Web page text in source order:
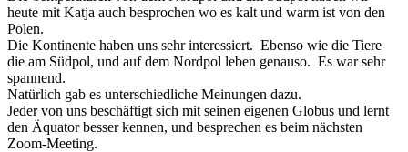
heute mit Katja auch besprochen wo es kalt und warm ist von den
Polen.
Die Kontinente haben uns sehr interessiert. Ebenso wie die Tiere
die am Südpol, und auf dem Nordpol leben genauso. Es war sehr
spannend.
Natürlich gab es unterschiedliche Meinungen dazu.
Jeder von uns beschäftigt sich mit seinen eigenen Globus und lernt
den Äquator besser kennen, und besprechen es beim nächsten
Zoom-Meeting.